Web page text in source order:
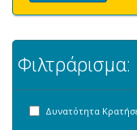
Φιλτράρισμα:
Δυνατότητα